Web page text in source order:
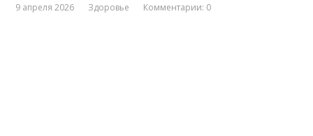
9 апреля 2026 Здоровье Комментарии: 0